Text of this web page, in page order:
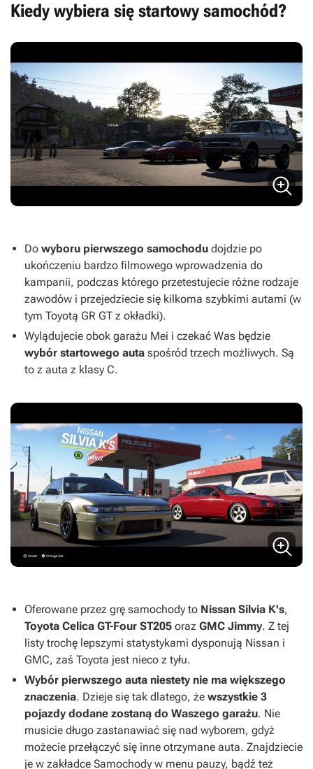
Kiedy wybiera się startowy samochód?
Do wyboru pierwszego samochodu dojdzie po
ukończeniu bardzo filmowego wprowadzenia do
kampanii, podczas którego przetestujecie różne rodzaje
zawodów i przejedziecie się kilkoma szybkimi autami (w
tym Toyotą GR GT z okładki).
Wylądujecie obok garażu Mei i czekać Was będzie
wybór startowego auta spośród trzech możliwych. Są
to z auta z klasy C.
Oferowane przez grę samochody to Nissan Silvia K's,
Toyota Celica GT-Four ST205 oraz GMC Jimmy. Z tej
listy trochę lepszymi statystykami dysponują Nissan i
GMC, zaś Toyota jest nieco z tyłu.
Wybór pierwszego auta niestety nie ma większego
znaczenia. Dzieje się tak dlatego, że wszystkie 3
pojazdy dodane zostaną do Waszego garażu. Nie
musicie długo zastanawiać się nad wyborem, gdyż
możecie przełączyć się inne otrzymane auta. Znajdziecie
je w zakładce Samochody w menu pauzy, bądź też